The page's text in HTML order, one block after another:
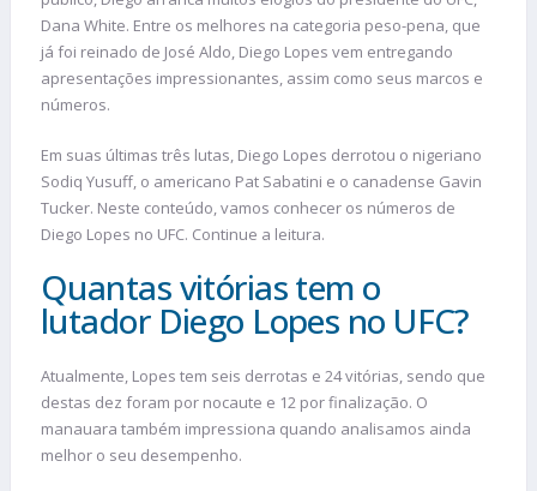
Dana White. Entre os melhores na categoria peso-pena, que
já foi reinado de José Aldo, Diego Lopes vem entregando
apresentações impressionantes, assim como seus marcos e
números.
Em suas últimas três lutas, Diego Lopes derrotou o nigeriano
Sodiq Yusuff, o americano Pat Sabatini e o canadense Gavin
Tucker. Neste conteúdo, vamos conhecer os números de
Diego Lopes no UFC. Continue a leitura.
Quantas vitórias tem o
lutador Diego Lopes no UFC?
Atualmente, Lopes tem seis derrotas e 24 vitórias, sendo que
destas dez foram por nocaute e 12 por finalização. O
manauara também impressiona quando analisamos ainda
melhor o seu desempenho.